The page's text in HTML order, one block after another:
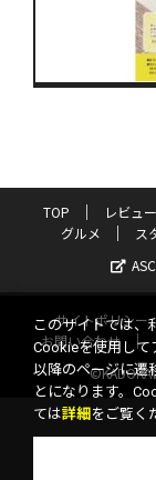
TOP レビュー
グルメ
ス
サイトポリシー
お問い合わせ
このサイトでは、
Cookieを使用して
以降のページに遷
とになります。
ては詳細 をご覧く